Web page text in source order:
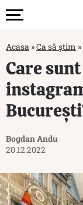
Acasa »Ca să știm »
Care
Bogdan Andu
20.12.2022